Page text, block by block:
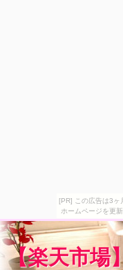
[PR] この広告は3ヶ
ホームページを更
【楽天市場